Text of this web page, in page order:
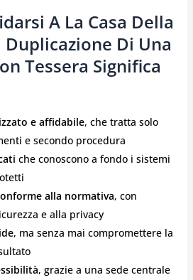
A La Casa Della
Duplicazione Di Una
Tessera Significa
e affidabile, che tratta solo
e secondo procedura
che conoscono a fondo i sistemi
alla normativa, con
e alla privacy
, ma senza mai compromettere la
, grazie a una sede centrale